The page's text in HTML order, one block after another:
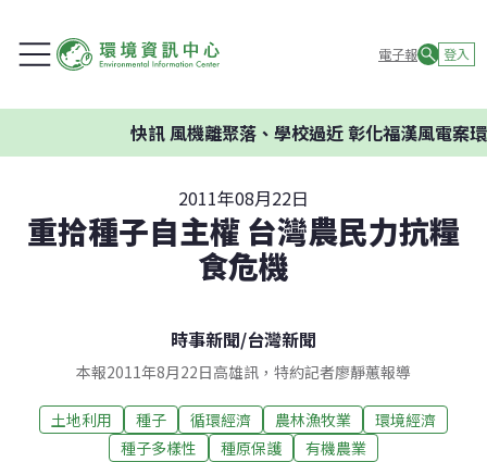
電子報 登入
風機離聚落、學校過近 彰化福漢風電案環委建
2011年08月22日
重拾種子自主權 台灣農民力抗糧
食危機
時事新聞/台灣新聞
本報2011年8月22日高雄訊，特約記者廖靜蕙報導
土地利用 種子 循環經濟 農林漁牧業
環境經濟
種子多樣性
種原保護 有機農業